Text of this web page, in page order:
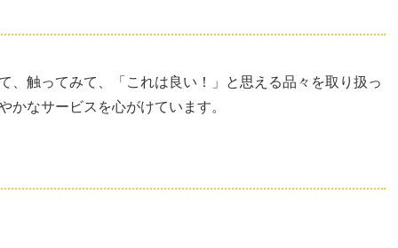
、触ってみて、「これは良い！」と思える品々を取り扱っ
なサービスを心がけています。